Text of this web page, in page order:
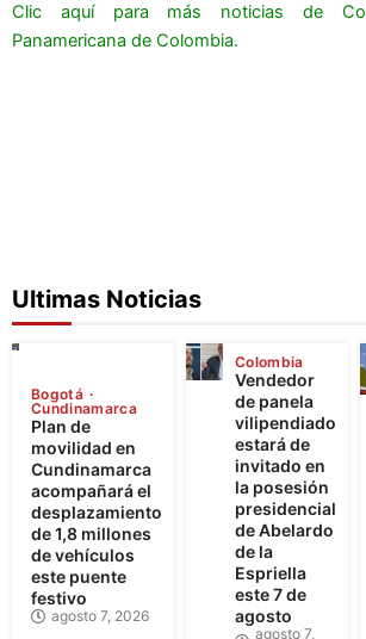
Clic aquí para más noticias de
Panamericana de Colombia.
Ultimas Noticias
Bogotá
Cundinamarca
Plan de
movilidad en
Cundinamarca
acompañará el
desplazamiento
de 1,8 millones
de vehículos
este puente
festivo
agosto 7, 2026
Colombia
Vendedor
de panela
vilipendiado
estará de
invitado en
la posesión
presidencial
de Abelardo
de la
Espriella
este 7 de
agosto
agosto 7,